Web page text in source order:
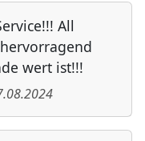
All
wert ist!!!